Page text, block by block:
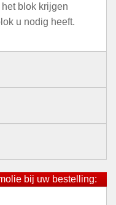
blok krijgen
u nodig heeft.
bij uw bestelling: